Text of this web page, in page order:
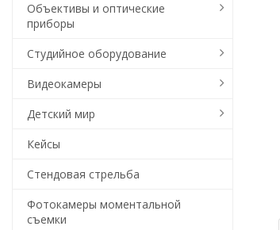
Объективы и оптические
приборы
Студийное оборудование
Видеокамеры
Детский мир
Кейсы
Стендовая стрельба
Фотокамеры моментальной
съемки